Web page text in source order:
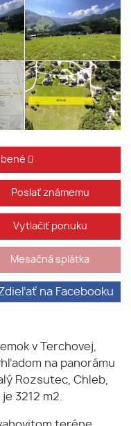
Poslať známemu
Vytlačiť ponuku
Mesačná splátka
na Facebooku
v Terchovej,
na panorámu
Rozsutec, Chleb,
3212 m2.